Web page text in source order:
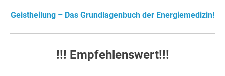
Geistheilung – Das Grundlagenbuch der Energiemedizin!
!!! Empfehlenswert!!!